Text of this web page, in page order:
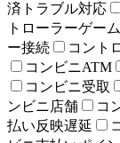
済トラブル対応
トローラーゲー
ー接続
コント
コンビニATM
コンビニ受取
ンビニ店舗
コ
払い反映遅延